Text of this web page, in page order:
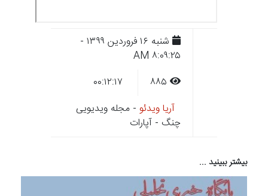
شنبه ۱۶ فروردين ۱۳۹۹ -
۸:۰۹:۲۵ AM
آریا ویدئو - مجله ویدیویی
چنگ - آپارات
بیشتر ببینید ...